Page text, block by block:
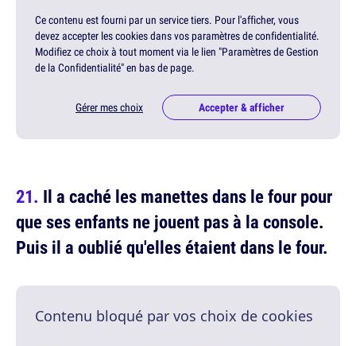
Ce contenu est fourni par un service tiers. Pour l'afficher, vous
devez accepter les cookies dans vos paramètres de confidentialité.
Modifiez ce choix à tout moment via le lien "Paramètres de Gestion
de la Confidentialité" en bas de page.
Gérer mes choix Accepter & afficher
Il a caché les manettes dans le four pour
que ses enfants ne jouent pas à la console.
Puis il a oublié qu'elles étaient dans le four.
Contenu bloqué par vos choix de cookies